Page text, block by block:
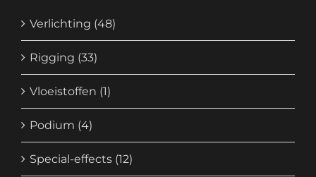
Verlichting (48)
Rigging (33)
Vloeistoffen (1)
Podium (4)
Special-effects (12)